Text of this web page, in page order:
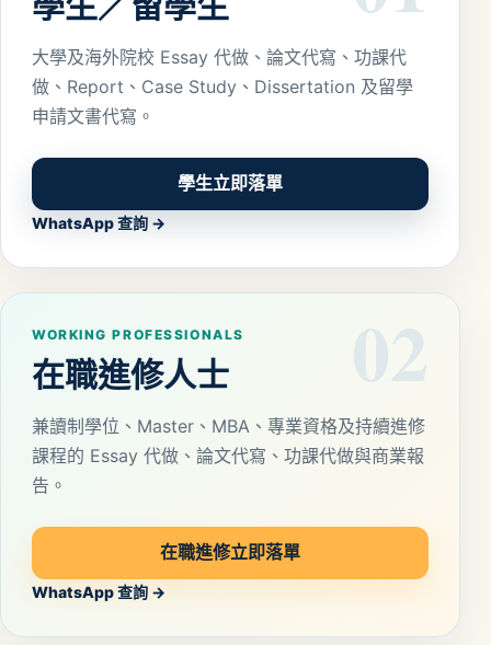
大學及海外院校 Essay 代做、論文代寫、功課代
做、Report、Case Study、Dissertation 及留學
申請文書代寫。
學生立即落單
WhatsApp 查詢 →
02
WORKING PROFESSIONALS
在職進修人士
兼讀制學位、Master、MBA、專業資格及持續進修
課程的 Essay 代做、論文代寫、功課代做與商業報
告。
在職進修立即落單
WhatsApp 查詢 →